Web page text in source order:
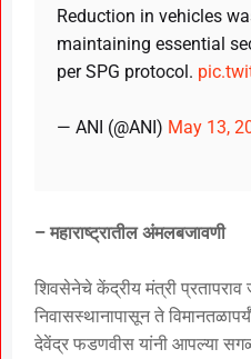
Reduction in vehicles
maintaining essential
per SPG protocol.
— ANI (@ANI) May 13,
– महाराष्ट्रातील अंमलबजावणी
शिवसेनेचे केंद्रीय मंत्री प्रतापराव
निवासस्थानापासून ते
देवेंद्र फडणवीस यांनी आपल्या